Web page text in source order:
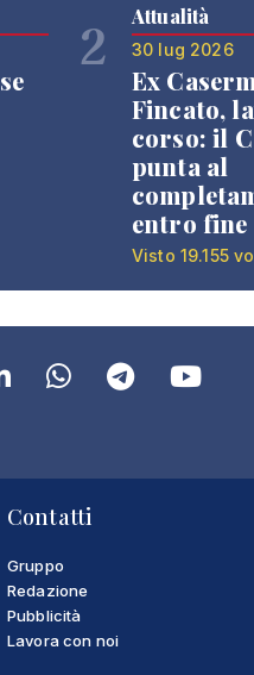
2 Attualità
30 lug 2026
Ex
Fincato,
corso: il
punta al
entro fine
Visto 19.155
Contatti
Gruppo
Redazione
Pubblicità
Lavora con noi